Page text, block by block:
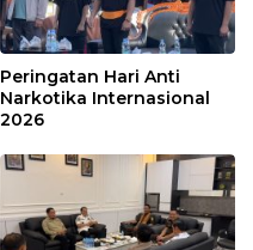
Peringatan Hari Anti
Narkotika Internasional
2026